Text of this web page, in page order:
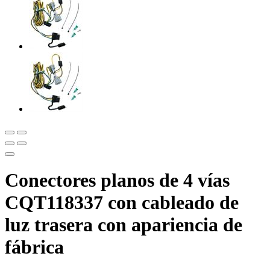
Conectores planos de 4 vías
CQT118337 con cableado de
luz trasera con apariencia de
fábrica